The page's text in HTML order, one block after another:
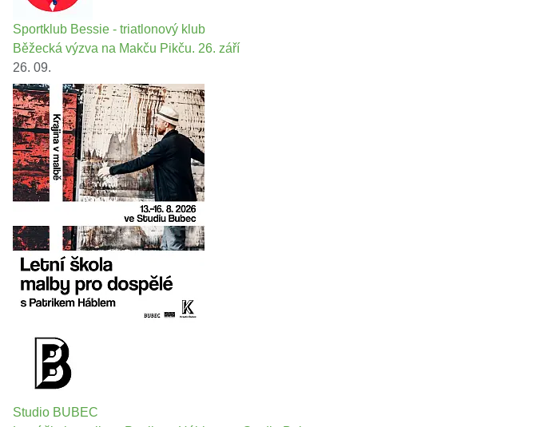
Sportklub Bessie - triatlonový klub
Běžecká výzva na Makču Pikču. 26. září
26. 09.
Studio BUBEC